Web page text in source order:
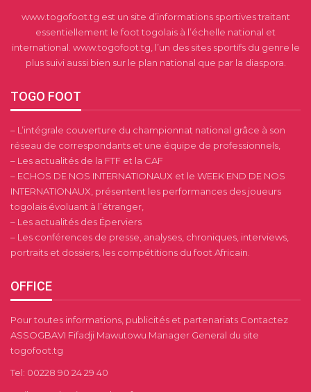
www.togofoot.tg est un site d’informations sportives traitant
essentiellement le foot togolais à l’échelle national et
international. www.togofoot.tg, l’un des sites sportifs du genre le
plus suivi aussi bien sur le plan national que par la diaspora.
TOGO FOOT
– L’intégrale couverture du championnat national grâce à son
réseau de correspondants et une équipe de professionnels,
– Les actualités de la FTF et la CAF
– ECHOS DE NOS INTERNATIONAUX et le WEEK END DE NOS
INTERNATIONAUX, présentent les performances des joueurs
togolais évoluant à l’étranger,
– Les actualités des Éperviers
– Les conférences de presse, analyses, chroniques, interviews,
portraits et dossiers, les compétitions du foot Africain.
OFFICE
Pour toutes informations, publicités et partenariats Contactez
ASSOGBAVI Fifadji Mawutowu Manager General du site
togofoot.tg
Tel: 00228 90 24 29 40